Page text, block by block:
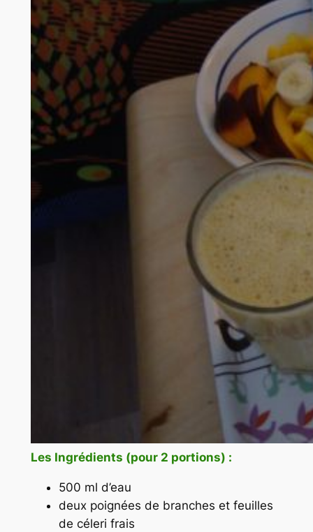
Les Ingrédients (pour 2 portions) :
500 ml d’eau
deux poignées de branches et feuilles
de céleri frais